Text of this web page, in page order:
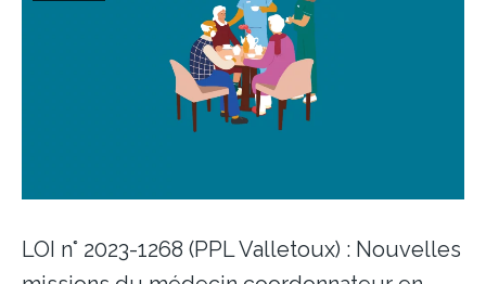
LOI n° 2023-1268 (PPL Valletoux) : Nouvelles